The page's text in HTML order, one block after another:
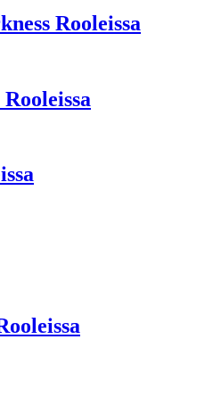
Rooleissa